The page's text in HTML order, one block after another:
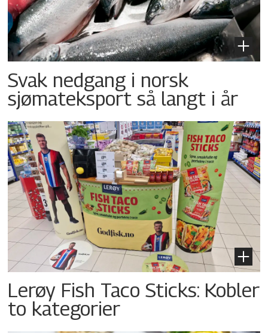
Svak nedgang i norsk
sjømateksport så langt i år
Lerøy Fish Taco Sticks: Kobler
to kategorier